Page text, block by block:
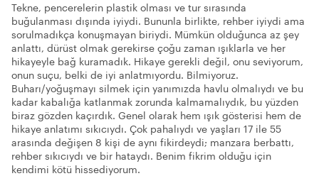
Tekne, pencerelerin plastik olması ve tur sırasında
buğulanması dışında iyiydi. Bununla birlikte, rehber iyiydi ama
sorulmadıkça konuşmayan biriydi. Mümkün olduğunca az şey
anlattı, dürüst olmak gerekirse çoğu zaman ışıklarla ve her
hikayeyle bağ kuramadık. Hikaye gerekli değil, onu seviyorum,
onun suçu, belki de iyi anlatmıyordu. Bilmiyoruz.
Buharı/yoğuşmayı silmek için yanımızda havlu olmalıydı ve bu
kadar kabalığa katlanmak zorunda kalmamalıydık, bu yüzden
biraz gözden kaçırdık. Genel olarak hem ışık gösterisi hem de
hikaye anlatımı sıkıcıydı. Çok pahalıydı ve yaşları 17 ile 55
arasında değişen 8 kişi de aynı fikirdeydi; manzara berbattı,
rehber sıkıcıydı ve bir hataydı. Benim fikrim olduğu için
kendimi kötü hissediyorum.